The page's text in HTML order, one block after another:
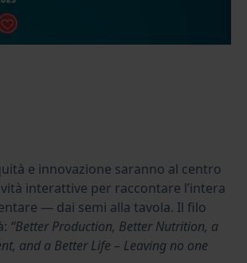
e innovazione saranno al centro
interattive per raccontare l’intera
— dai semi alla tavola. Il filo
“Better Production, Better Nutrition, a
and a Better Life – Leaving no one